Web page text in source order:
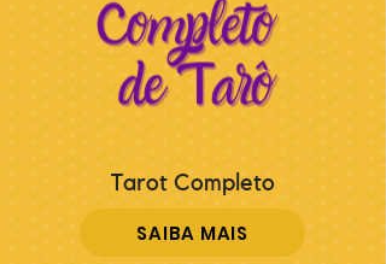
Tarot Completo
SAIBA MAIS